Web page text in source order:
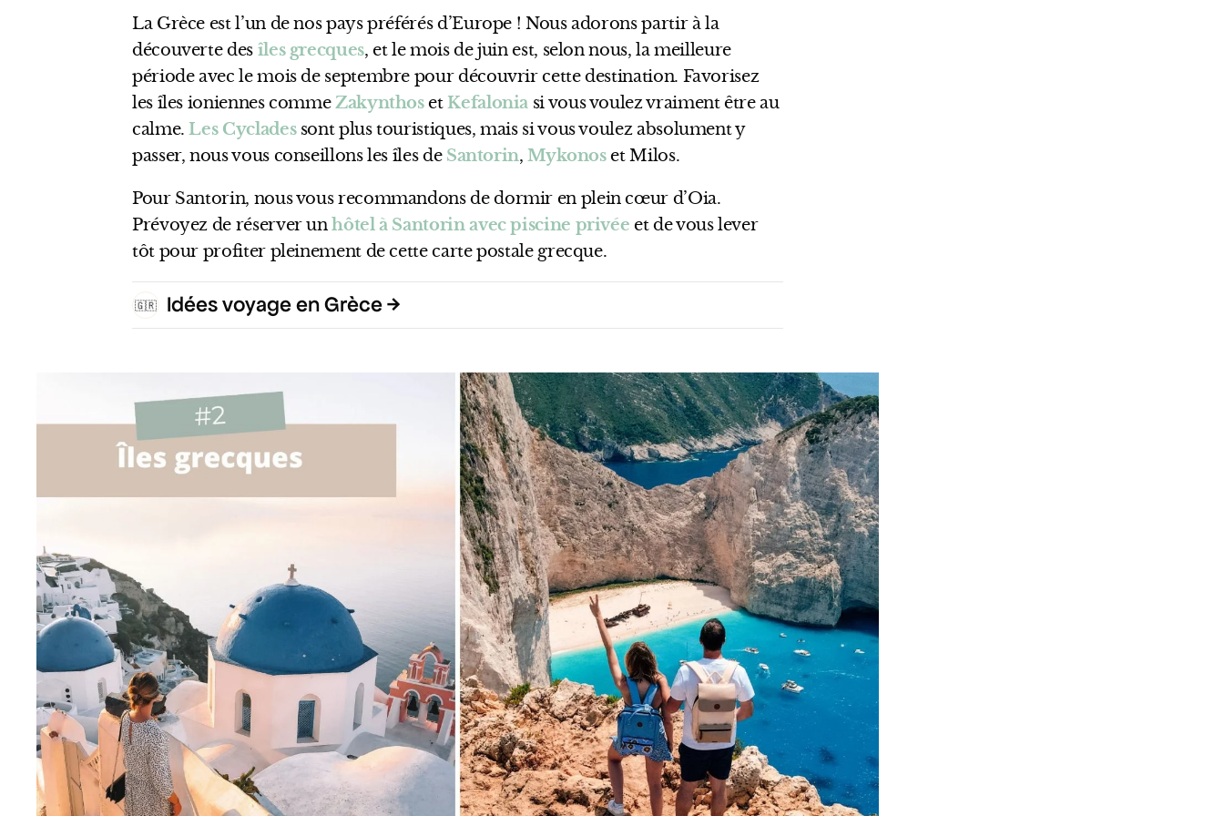
La Grèce est l’un de nos pays préférés d’Europe ! Nous adorons partir à la
découverte des îles grecques, et le mois de juin est, selon nous, la meilleure
période avec le mois de septembre pour découvrir cette destination. Favorisez
les îles ioniennes commeZakynthosetKefalonia si vous voulez vraiment être au
calme.Les Cycladessont plus touristiques, mais si vous voulez absolument y
passer, nous vous conseillons les îles de Santorin,Mykonoset Milos.
Pour Santorin, nous vous recommandons de dormir en plein cœur d’Oia.
Prévoyez de réserver unhôtel à Santorin avec piscine privée et de vous lever
tôt pour profiter pleinement de cette carte postale grecque.
🇬🇷 Idées voyage en Grèce